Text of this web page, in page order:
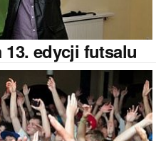
edycji futsalu